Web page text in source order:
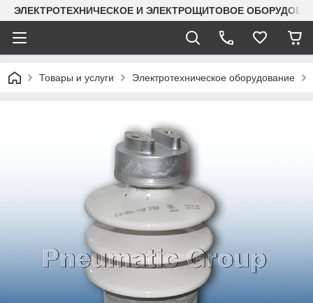
ЭЛЕКТРОТЕХНИЧЕСКОЕ И ЭЛЕКТРОЩИТОВОЕ
Товары и услуги Электротехническое оборудование